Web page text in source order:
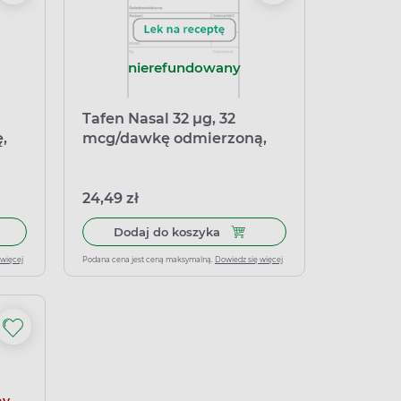
do nosa, zawiesina, 60 dawek
koszyka Tafen Nasal 64 μg, 64 mcg/dawkę odmierzonę,
nierefundowany
Tafen Nasal 32 μg, 32
mcg/dawkę odmierzoną,
24,49 zł
Dodaj do koszyka Dodaj do koszyka Tafen
Podana cena jest ceną maksymalną. Dowiedz się więcej